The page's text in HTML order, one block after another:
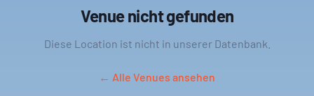
Venue nicht gefunden
Diese Location ist nicht in unserer Datenbank.
← Alle Venues ansehen